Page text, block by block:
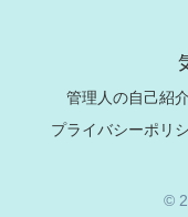
管理人の自己紹介
プライバシーポリ
©